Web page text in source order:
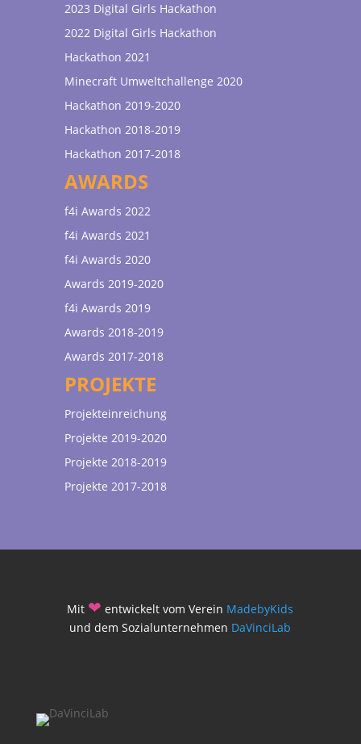
2023 Digital Girls Hackathon
2022 Digital Girls Hackathon
Hackathon 2021
Minecraft Umweltchallenge 2020
Hackathon 2019-2020
Hackathon 2018-2019
Hackathon 2017-2018
AWARDS
f4i Awards 2022
f4i Awards 2021
f4i Awards 2020
Awards 2019-2020
f4i Awards 2019
Awards 2018-2019
Awards 2017-2018
PROJEKTE
Projekteinreichung
Projekte 2019-2020
Projekte 2018-2019
Projekte 2017-2018
Mit ❤ entwickelt vom Verein MadebyKids
und dem Sozialunternehmen DaVinciLab